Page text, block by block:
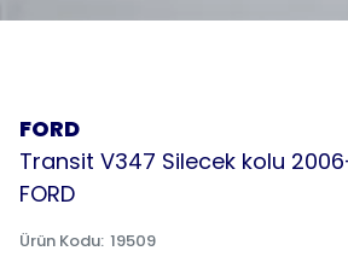
FORD
Transit V347 Silecek kolu
FORD
Ürün Kodu: 19509